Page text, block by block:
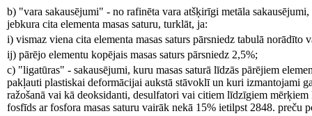
b) "vara sakausējumi" - no rafinēta vara atšķirīgi metāla
jebkura cita elementa masas saturu, turklāt, ja:
i) vismaz viena cita elementa masas saturs pārsniedz tabulā norādīto
ij) pārējo elementu kopējais masas saturs pārsniedz 2,5%;
c) "ligatūras" - sakausējumi, kuru masas saturā līdzās pārējiem
pakļauti plastiskai deformācijai aukstā stāvoklī un kuri izmantojami
ražošanā vai kā deoksidanti, desulfatori vai citiem līdzīgiem
fosfīds ar fosfora masas saturu vairāk nekā 15% ietilpst 2848. preču